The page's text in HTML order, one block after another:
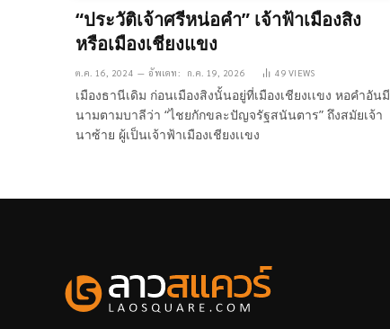
“ประวัติเจ้าศรีหน่อคำ” เจ้าฟ้าเมืองสิง
หรือเมืองเชียงแขง
ต.ค. 16, 2024 อัพเดท: ก.ค. 19, 2026 49VIEWS
เมืองธานีเดิม ก่อนเมืองสิงนั้นอยู่ที่เมืองเชียงเเขง หอคำอันมี
นามตามบาลีว่า “ไชยกักขละปัญจรัฐสนันตาร” ถึงสมัยเจ้า
นาซ้าย ผู้เป็นเจ้าฟ้าเมืองเชียงเเขง